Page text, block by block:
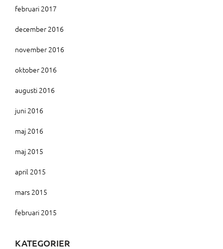
februari 2017
december 2016
november 2016
oktober 2016
augusti 2016
juni 2016
maj 2016
maj 2015
april 2015
mars 2015
februari 2015
KATEGORIER